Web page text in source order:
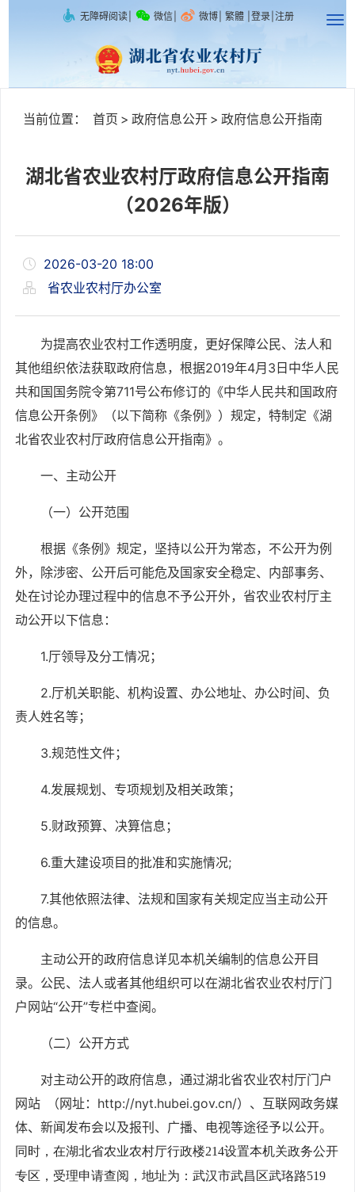
无障碍阅读 微信 微博 繁體 登录 注册
当前位置： 首页 > 政府信息公开 > 政府信息公开指南
湖北省农业农村厅政府信息公开指南
（2026年版）
2026-03-20 18:00
省农业农村厅办公室
为提高农业农村工作透明度，更好保障公民、法人和
其他组织依法获取政府信息，根据2019年4月3日中华人民
共和国国务院令第711号公布修订的《中华人民共和国政府
信息公开条例》（以下简称《条例》）规定，特制定《湖
北省农业农村厅政府信息公开指南》。
一、主动公开
（一）公开范围
根据《条例》规定，坚持以公开为常态，不公开为例
外，除涉密、公开后可能危及国家安全稳定、内部事务、
处在讨论办理过程中的信息不予公开外，省农业农村厅主
动公开以下信息：
1.厅领导及分工情况；
2.厅机关职能、机构设置、办公地址、办公时间、负
责人姓名等；
3.规范性文件；
4.发展规划、专项规划及相关政策；
5.财政预算、决算信息；
6.重大建设项目的批准和实施情况;
7.其他依照法律、法规和国家有关规定应当主动公开
的信息。
主动公开的政府信息详见本机关编制的信息公开目
录。公民、法人或者其他组织可以在湖北省农业农村厅门
户网站“公开”专栏中查阅。
（二）公开方式
对主动公开的政府信息，通过湖北省农业农村厅门户
网站
（网址： http://nyt.hubei.gov.cn/）、互联网政务媒
体、新闻发布会以及报刊、广播、电视等途径予以公开。
同时，在湖北省农业农村厅行政楼214设置本机关政务公开
专区，受理申请查阅，地址为：武汉市武昌区武珞路519